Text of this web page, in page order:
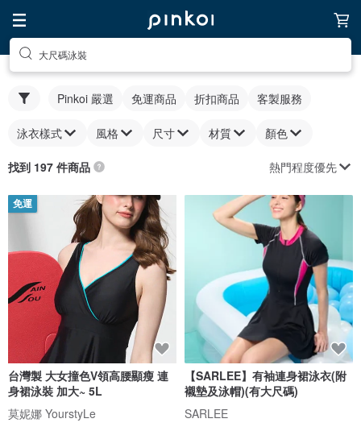
大尺碼泳裝
Pinkoi 嚴選 免運商品 折扣商品 客製服務
泳衣樣式 風格 尺寸 材質 顏色
找到 197 件商品 熱門程度優先
免運
台灣製 大女撞色V領高腰顯瘦 連
身裙泳裝 加大~ 5L
莫妮娜 YourstyLe
【SARLEE】有袖連身裙泳衣(附
襯墊及泳帽)(有大尺碼)
SARLEE